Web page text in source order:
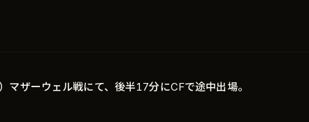
マザーウェル戦にて、後半17分にCFで途中出場。